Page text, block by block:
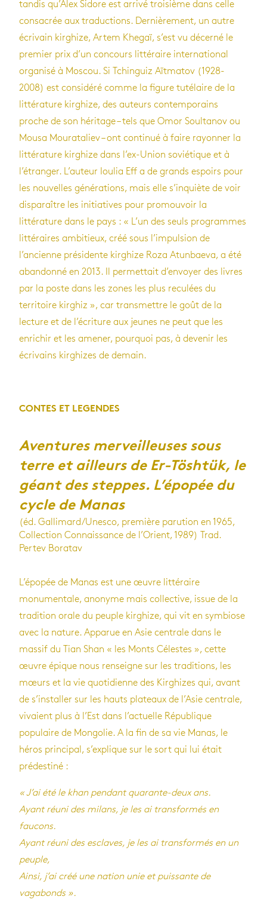
tandis qu’Alex Sidore est arrivé troisième dans celle
consacrée aux traductions. Dernièrement, un autre
écrivain kirghize, Artem Khegaï, s’est vu décerné le
premier prix d’un concours littéraire international
organisé à Moscou. Si Tchinguiz Aïtmatov (1928-
2008) est considéré comme la figure tutélaire de la
littérature kirghize, des auteurs contemporains
proche de son héritage – tels que Omor Soultanov ou
Mousa Mourataliev – ont continué à faire rayonner la
littérature kirghize dans l’ex-Union soviétique et à
l’étranger. L’auteur Ioulia Eff a de grands espoirs pour
les nouvelles générations, mais elle s’inquiète de voir
disparaître les initiatives pour promouvoir la
littérature dans le pays : « L’un des seuls programmes
littéraires ambitieux, créé sous l’impulsion de
l’ancienne présidente kirghize Roza Atunbaeva, a été
abandonné en 2013. Il permettait d’envoyer des livres
par la poste dans les zones les plus reculées du
territoire kirghiz », car transmettre le goût de la
lecture et de l’écriture aux jeunes ne peut que les
enrichir et les amener, pourquoi pas, à devenir les
écrivains kirghizes de demain.
CONTES ET LEGENDES
Aventures merveilleuses sous
terre et ailleurs de Er-Töshtük, le
géant des steppes. L’épopée du
cycle de Manas
(éd. Gallimard/Unesco, première parution en 1965,
Collection Connaissance de l’Orient, 1989) Trad.
Pertev Boratav
L’épopée de Manas est une œuvre littéraire
monumentale, anonyme mais collective, issue de la
tradition orale du peuple kirghize, qui vit en symbiose
avec la nature. Apparue en Asie centrale dans le
massif du Tian Shan « les Monts Célestes », cette
œuvre épique nous renseigne sur les traditions, les
mœurs et la vie quotidienne des Kirghizes qui, avant
de s’installer sur les hauts plateaux de l’Asie centrale,
vivaient plus à l’Est dans l’actuelle République
populaire de Mongolie. A la fin de sa vie Manas, le
héros principal, s’explique sur le sort qui lui était
prédestiné :
« J’ai été le khan pendant quarante-deux ans.
Ayant réuni des milans, je les ai transformés en
faucons.
Ayant réuni des esclaves, je les ai transformés en un
peuple,
Ainsi, j’ai créé une nation unie et puissante de
vagabonds ».